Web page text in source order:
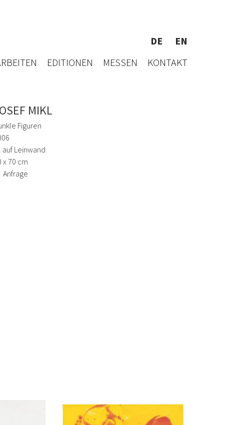
DE
EN
EDITIONEN MESSEN KONTAKT
MIKL
Figuren
auf Leinwand
x 70 cm